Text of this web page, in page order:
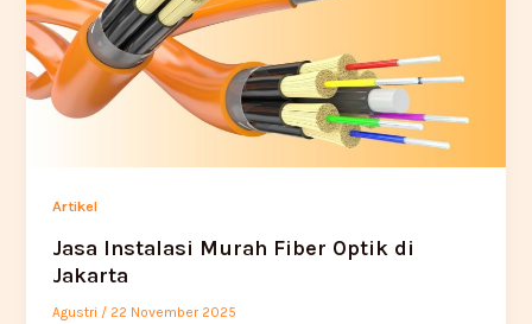
Artikel
Jasa Instalasi Murah Fiber Optik di
Jakarta
Agustri / 22 November 2025